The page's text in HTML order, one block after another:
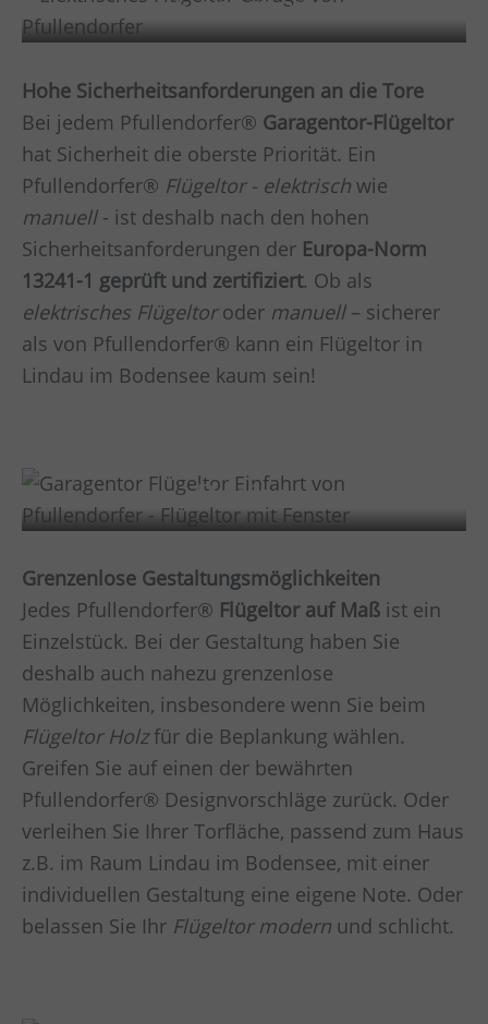
Hohe Sicherheitsanforderungen an die Tore
Bei jedem Pfullendorfer® Garagentor-Flügeltor
hat Sicherheit die oberste Priorität. Ein
Pfullendorfer® Flügeltor - elektrisch wie
manuell - ist deshalb nach den hohen
Sicherheitsanforderungen der Europa-Norm
13241-1 geprüft und zertifiziert. Ob als
elektrisches Flügeltoroder manuell – sicherer
als von Pfullendorfer® kann ein Flügeltor in
Lindau im Bodensee kaum sein!
Design
Grenzenlose Gestaltungsmöglichkeiten
Jedes Pfullendorfer® Flügeltor auf Maß ist ein
Einzelstück. Bei der Gestaltung haben Sie
deshalb auch nahezu grenzenlose
Möglichkeiten, insbesondere wenn Sie beim
Flügeltor Holzfür die Beplankung wählen.
Greifen Sie auf einen der bewährten
Pfullendorfer® Designvorschläge zurück. Oder
verleihen Sie Ihrer Torfläche, passend zum Haus
z.B. im Raum Lindau im Bodensee, mit einer
individuellen Gestaltung eine eigene Note. Oder
belassen Sie Ihr Flügeltor modern und schlicht.